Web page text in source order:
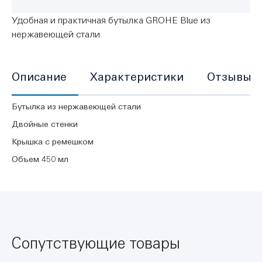
Удобная и практичная бутылка GROHE Blue из
нержавеющей стали
Описание
Бутылка из нержавеющей стали
Двойные стенки
Крышка с ремешком
Объем 450 мл
Характеристики Отзывы
Сопутствующие товары